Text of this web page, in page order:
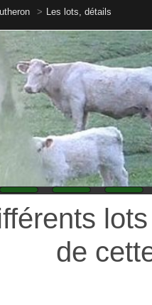
lots, détails
lots
de cette
et vous servir de la